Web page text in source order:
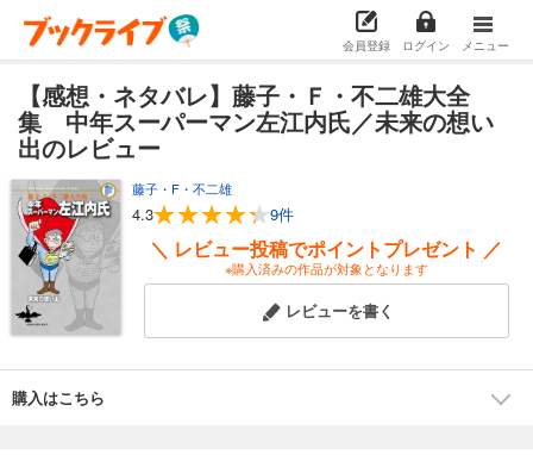
会員登録 ログイン メニュー
【感想・ネタバレ】藤子・Ｆ・不二雄大全
集 中年スーパーマン左江内氏／未来の想い
出のレビュー
藤子・F・不二雄
4.3 9件
＼ レビュー投稿でポイントプレゼント ／
※購入済みの作品が対象となります
レビューを書く
購入はこちら